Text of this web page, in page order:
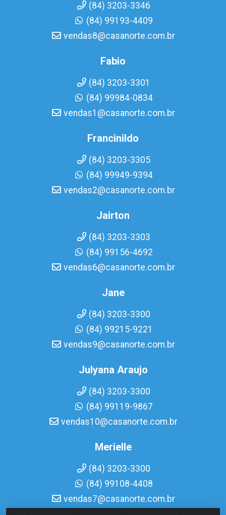
(84) 3203-3346
(84) 99193-4409
vendas8@casanorte.com.br
Fabio
(84) 3203-3301
(84) 99984-0834
vendas1@casanorte.com.br
Francinildo
(84) 3203-3305
(84) 99949-9394
vendas2@casanorte.com.br
Jairton
(84) 3203-3303
(84) 99156-4692
vendas6@casanorte.com.br
Jane
(84) 3203-3300
(84) 99215-9221
vendas9@casanorte.com.br
Julyana Araujo
(84) 3203-3300
(84) 99119-9867
vendas10@casanorte.com.br
Merielle
(84) 3203-3300
(84) 99108-4408
vendas7@casanorte.com.br